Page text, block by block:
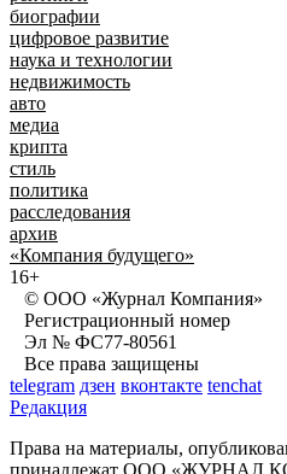
биографии
цифровое развитие
наука и технологии
недвижимость
авто
медиа
крипта
стиль
политика
расследования
архив
«Компания будущего»
16+
© ООО «Журнал Компания»
Регистрационный номер
Эл № ФС77-80561
Все права защищены
telegram дзен вконтакте tenchat
Редакция
Права на материалы,
принадлежат ООО «ЖУРНАЛ